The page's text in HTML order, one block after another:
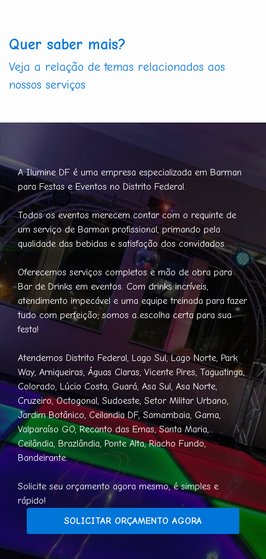
Quer saber mais?
Veja a relação de temas relacionados aos
nossos serviços
A Ilumine DF é uma empresa especializada em Barman
para Festas e Eventos no Distrito Federal.
Todos os eventos merecem contar com o requinte de
um serviço de Barman profissional, primando pela
qualidade das bebidas e satisfação dos convidados.
Oferecemos serviços completos e mão de obra para
Bar de Drinks em eventos. Com drinks incríveis,
atendimento impecável e uma equipe treinada para fazer
tudo com perfeição, somos a escolha certa para sua
festa!
Atendemos Distrito Federal, Lago Sul, Lago Norte, Park
Way, Arniqueiras, Águas Claras, Vicente Pires, Taguatinga,
Colorado, Lúcio Costa, Guará, Asa Sul, Asa Norte,
Cruzeiro, Octogonal, Sudoeste, Setor Militar Urbano,
Jardim Botânico, Ceilandia DF, Samambaia, Gama,
Valparaíso GO, Recanto das Emas, Santa Maria,
Ceilândia, Brazlândia, Ponte Alta, Riacho Fundo,
Bandeirante.
Solicite seu orçamento agora mesmo, é simples e
rápido!
SOLICITAR ORÇAMENTO AGORA